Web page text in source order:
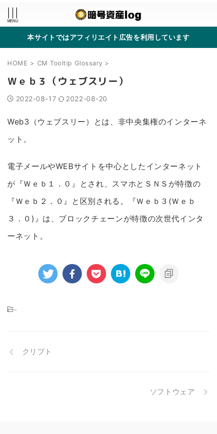
本サイトではアフィリエイト広告を利用しています
HOME > CM Tooltip Glossary >
Ｗｅｂ３（ウェブスリー）
2022-08-17 2022-08-20
Web3（ウェブスリー）とは、非中央集権のインターネ
ット。
電子メールやWEBサイトを中心としたインターネット
が『Ｗｅｂ１．０』とされ、スマホとＳＮＳが特徴の
『Ｗｅｂ２．０』と区別される。『Ｗｅｂ３(Ｗｅｂ
３．０)』は、ブロックチェーンが特徴の次世代インタ
ーネット。
-
クリプト
ソフトウェア